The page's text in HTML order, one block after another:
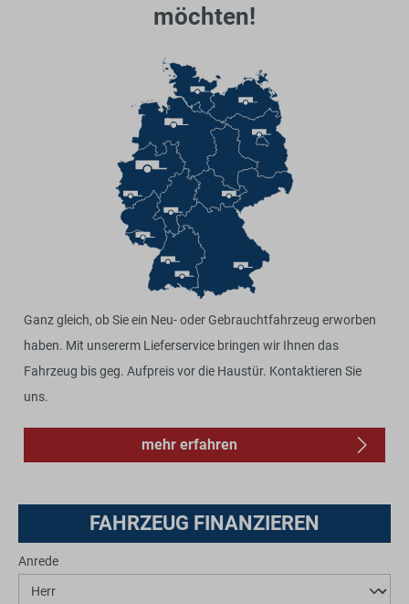
möchten!
Ganz gleich, ob Sie ein Neu- oder Gebrauchtfahrzeug erworben
haben. Mit unsererm Lieferservice bringen wir Ihnen das
Fahrzeug bis geg. Aufpreis vor die Haustür. Kontaktieren Sie
uns.
mehr erfahren
FAHRZEUG FINANZIEREN
Anrede